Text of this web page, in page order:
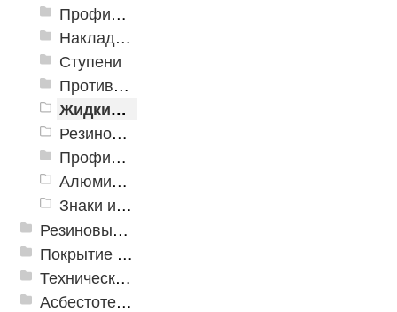
Профили алюминиевые с резиновой вставкой
Накладки противоскользящие резиновые
Ступени
Противоскользящие ленты
Жидкие противоскользящие средства
Резиновый профиль с алюминиевой вставкой «NoSlip»
Профили закладные
Алюминиевый профиль для ленты
Знаки из полистирола для разметки пола
Резиновые и ПВХ дорожки
Покрытие из резиновой крошки
Техническая резина
Асбестотехнические и теплоизоляционные материалы